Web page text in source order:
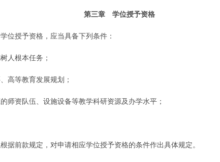
第三章 学位授予资格
授予资格，应当具备下列条件：
人根本任务；
等教育发展规划；
资队伍、设施设备等教学科研资源及办学水平；
前款规定，对申请相应学位授予资格的条件作出具体规定。